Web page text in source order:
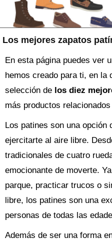
Los mejores zapatos
En esta página puedes ver
hemos creado para ti, en la
selección de los diez
más productos
Los patines son una opción
ejercitarte al aire libre.
tradicionales de cuatro
emocionante de moverte.
parque, practicar trucos o
libre, los patines son una
personas de todas las
Además de ser una forma